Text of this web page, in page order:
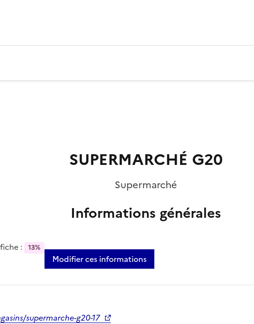
SUPERMARCHÉ G20
Supermarché
Informations générales
: 13%
Modifier ces informations
supermarche-g20-17